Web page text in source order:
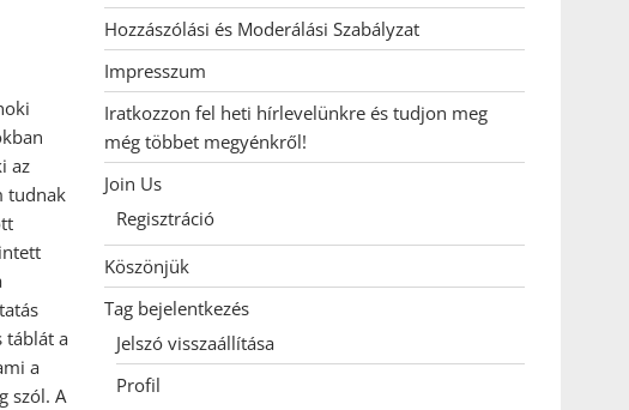
az
tudnak
táblát a
a
szól. A
Hozzászólási és Moderálási Szabályzat
Impresszum
Iratkozzon fel heti hírlevelünkre és tudjon meg
még többet megyénkről!
Join Us
Regisztráció
Köszönjük
Tag bejelentkezés
Jelszó visszaállítása
Profil